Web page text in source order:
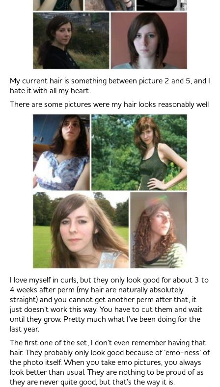
My current hair is something between picture 2 and 5, and I
hate it with all my heart.
There are some pictures were my hair looks reasonably well
I love myself in curls, but they only look good for about 3 to
4 weeks after perm (my hair are naturally absolutely
straight) and you cannot get another perm after that, it
just doesn’t work this way. You have to cut them and wait
until they grow. Pretty much what I’ve been doing for the
last year.
The first one of the set, I don’t even remember having that
hair. They probably only look good because of ’emo-ness’ of
the photo itself. When you take emo pictures, you always
look better than usual. They are nothing to be proud of as
they are never quite good, but that’s the way it is.